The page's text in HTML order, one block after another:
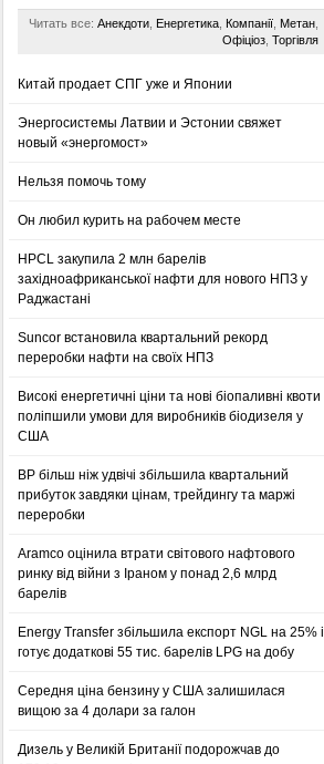
Читать все: Анекдоти, Енергетика, Компанії, Метан,
Офіціоз, Торгівля
Китай продает СПГ уже и Японии
Энергосистемы Латвии и Эстонии свяжет
новый «энергомост»
Нельзя помочь тому
Он любил курить на рабочем месте
HPCL закупила 2 млн барелів
західноафриканської нафти для нового НПЗ у
Раджастані
Suncor встановила квартальний рекорд
переробки нафти на своїх НПЗ
Високі енергетичні ціни та нові біопаливні квоти
поліпшили умови для виробників біодизеля у
США
BP більш ніж удвічі збільшила квартальний
прибуток завдяки цінам, трейдингу та маржі
переробки
Aramco оцінила втрати світового нафтового
ринку від війни з Іраном у понад 2,6 млрд
барелів
Energy Transfer збільшила експорт NGL на 25% і
готує додаткові 55 тис. барелів LPG на добу
Середня ціна бензину у США залишилася
вищою за 4 долари за галон
Дизель у Великій Британії подорожчав до